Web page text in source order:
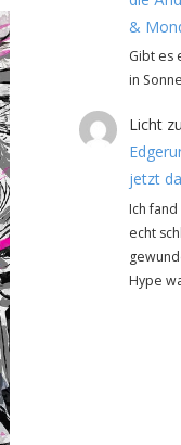
&
Gibt es
in
Lichtzu
jetzt
Ich
echt
Hype